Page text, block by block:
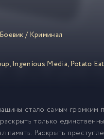
Боевик/ Криминал
,Ingenious Media,Potato
стало самым громким
только
память. Раскрыть